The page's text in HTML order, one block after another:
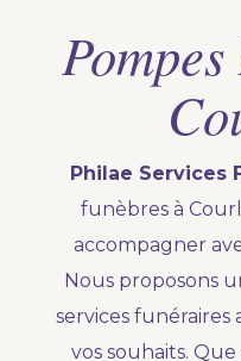
Philae Services
funèbres à
accompagner
Nous proposons
services funéraires
vos souhaits. Que